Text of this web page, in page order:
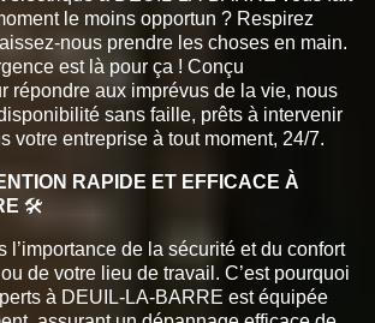
le moins opportun ? Respirez
nous prendre les choses en main.
est là pour ça ! Conçu
répondre aux imprévus de la vie, nous
sans faille, prêts à intervenir
votre entreprise à tout moment, 24/7.
RAPIDE ET EFFICACE À
🛠️
l’importance de la sécurité et du confort
de votre lieu de travail. C’est pourquoi
à DEUIL-LA-BARRE est équipée